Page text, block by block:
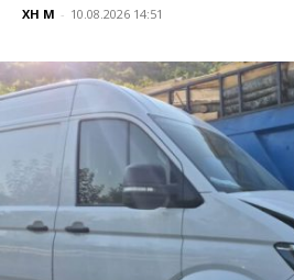
XH M - 10.08.2026 14:51